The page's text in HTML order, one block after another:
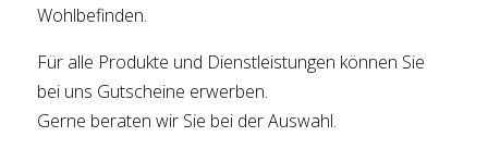
Wohlbefinden.
Für alle Produkte und Dienstleistungen können Sie
bei uns Gutscheine erwerben.
Gerne beraten wir Sie bei der Auswahl.